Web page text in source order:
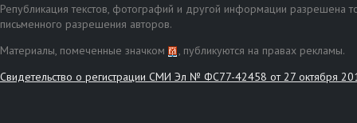
Републикация текстов, фотографий и другой информации разрешена
письменного разрешения авторов.
Материалы, помеченные значком
, публикуются на правах рекламы.
Свидетельство о регистрации СМИ Эл № ФС77-42458 от 27 октября